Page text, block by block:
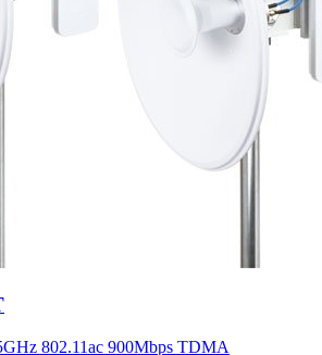
802.11ac 900Mbps TDMA